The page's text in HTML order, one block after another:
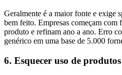
Geralmente é a maior fonte e exige
bem feito. Empresas começam com
produto e refinam ano a ano. Erro
genérico em uma base de 5.000
6. Esquecer uso de